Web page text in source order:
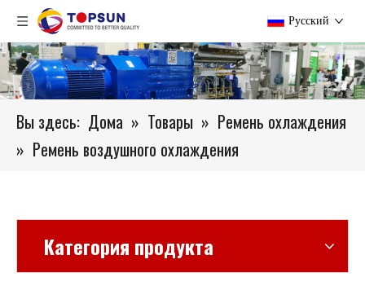
Pусский
Вы здесь: Дома » Товары » Ремень охлаждения
» Ремень воздушного охлаждения
Категория продукта